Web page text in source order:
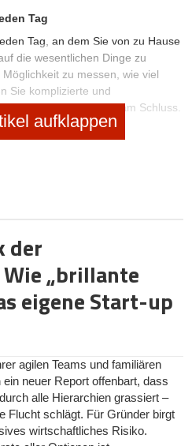
Tag
Tag, an dem Sie von zu Hause
die wesentlichen Dinge zu
zu messen, wie viel
Sie komplizierte und
und Routineaufgaben am Schluss.
versuchen Sie während der
oder Freunden zu
dass Sie nicht ansprechbar sind.
sonst wird es mit Ihrer
für unseren Newsletter
aufklappen
der
„brillante
eigene Start-up
agilen Teams und familiären
neuer Report offenbart, dass
alle Hierarchien grassiert –
Flucht schlägt. Für Gründer birgt
wirtschaftliches Risiko.